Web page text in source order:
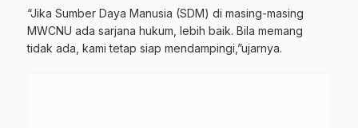
“Jika Sumber Daya Manusia (SDM) di masing-masing
MWCNU ada sarjana hukum, lebih baik. Bila memang
tidak ada, kami tetap siap mendampingi,”ujarnya.